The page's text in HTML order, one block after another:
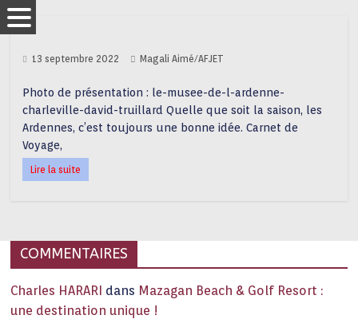
13 septembre 2022 Magali Aimé/AFJET
Photo de présentation : le-musee-de-l-ardenne-
charleville-david-truillard Quelle que soit la saison, les
Ardennes, c’est toujours une bonne idée. Carnet de
Voyage,
Lire la suite
COMMENTAIRES
Charles HARARI dans Mazagan Beach & Golf Resort :
une destination unique !